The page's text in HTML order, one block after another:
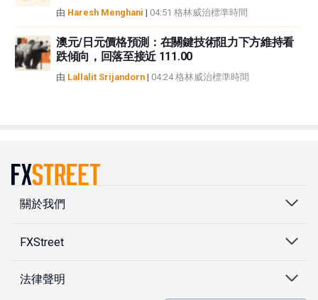
由 Haresh Menghani | 04:51 格林威治標準時間
澳元/日元價格預測：在關鍵技術阻力下方維持看
跌傾向，回落至接近 111.00
由 Lallalit Srijandorn | 04:24 格林威治標準時間
關於我們
FXStreet
法律聲明